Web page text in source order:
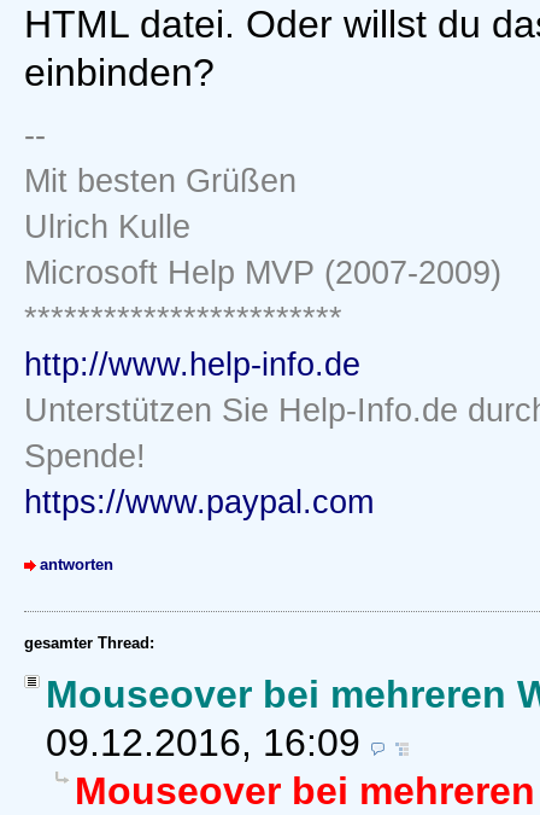
HTML datei. Oder willst du
einbinden?
--
Mit besten Grüßen
Ulrich Kulle
Microsoft Help MVP (2007-2009)
************************
http://www.help-info.de
Unterstützen Sie Help-Info.de
Spende!
https://www.paypal.com
antworten
gesamter Thread:
Mouseover bei mehreren
09.12.2016, 16:09
Mouseover bei